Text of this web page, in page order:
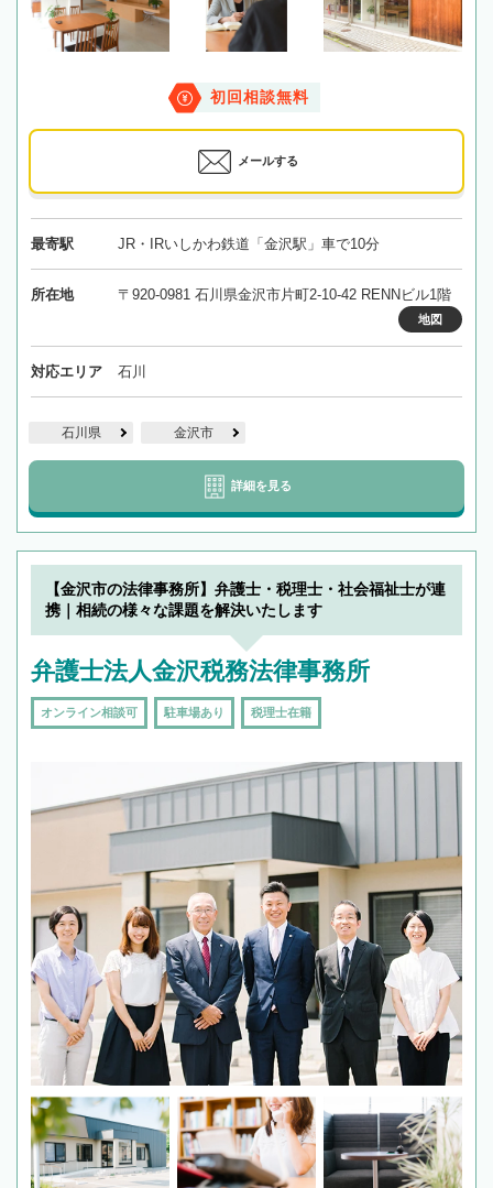
初回相談無料
メールする
最寄駅 JR・IRいしかわ鉄道「金沢駅」車で10分
所在地 〒920-0981 石川県金沢市片町2-10-42 RENNビル1階
地図
対応エリア 石川
石川県 金沢市
詳細を見る
【金沢市の法律事務所】弁護士・税理士・社会福祉士が連
携｜相続の様々な課題を解決いたします
弁護士法人金沢税務法律事務所
オンライン相談可 駐車場あり 税理士在籍